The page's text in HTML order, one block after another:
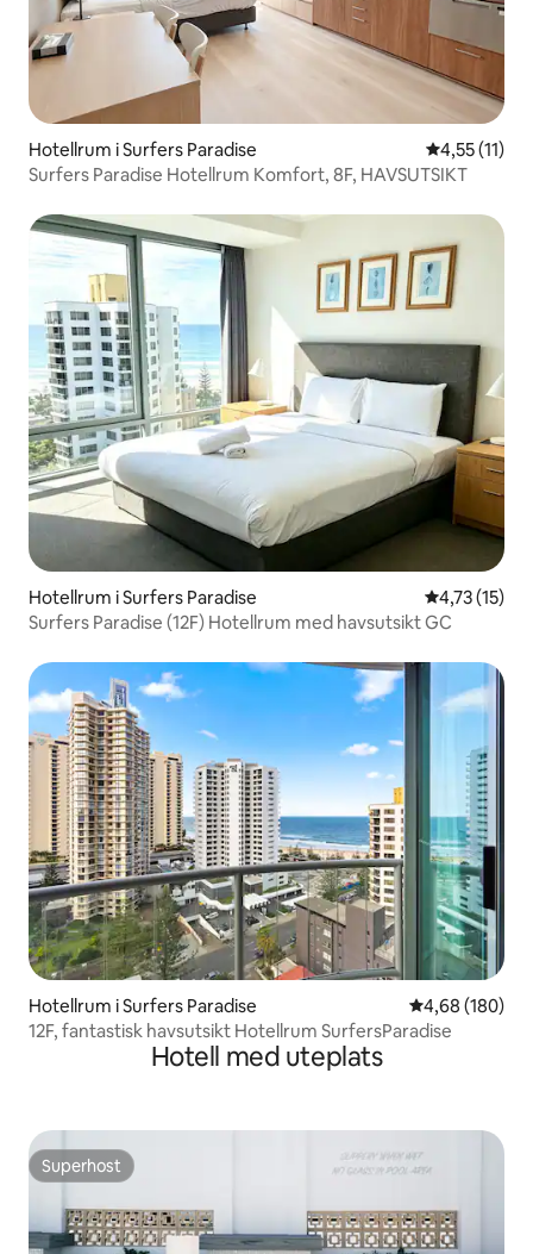
Hotellrum i Surfers Paradise 4,55 av 5 i
4,55 (11)
Surfers Paradise Hotellrum Komfort, 8F, HAVSUTSIKT
Hotellrum i Surfers Paradise 4,73 av 5 i
4,73 (15)
Surfers Paradise (12F) Hotellrum med havsutsikt GC
Hotellrum i Surfers Paradise 4,68 av 5 i
4,68 (180)
12F, fantastisk havsutsikt Hotellrum SurfersParadise
Hotell med uteplats
Superhost
Superhost